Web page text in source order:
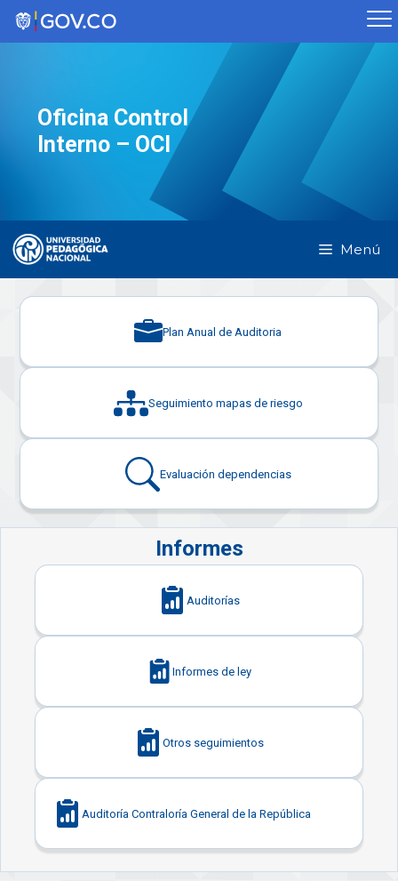
Saltar
Oficina Control
Interno – OCI
Menú
Plan Anual de Auditoria
Seguimiento mapas de riesgo
Evaluación dependencias
Informes
Auditorías
Informes de ley
Otros seguimientos
Auditoría Contraloría General de la República